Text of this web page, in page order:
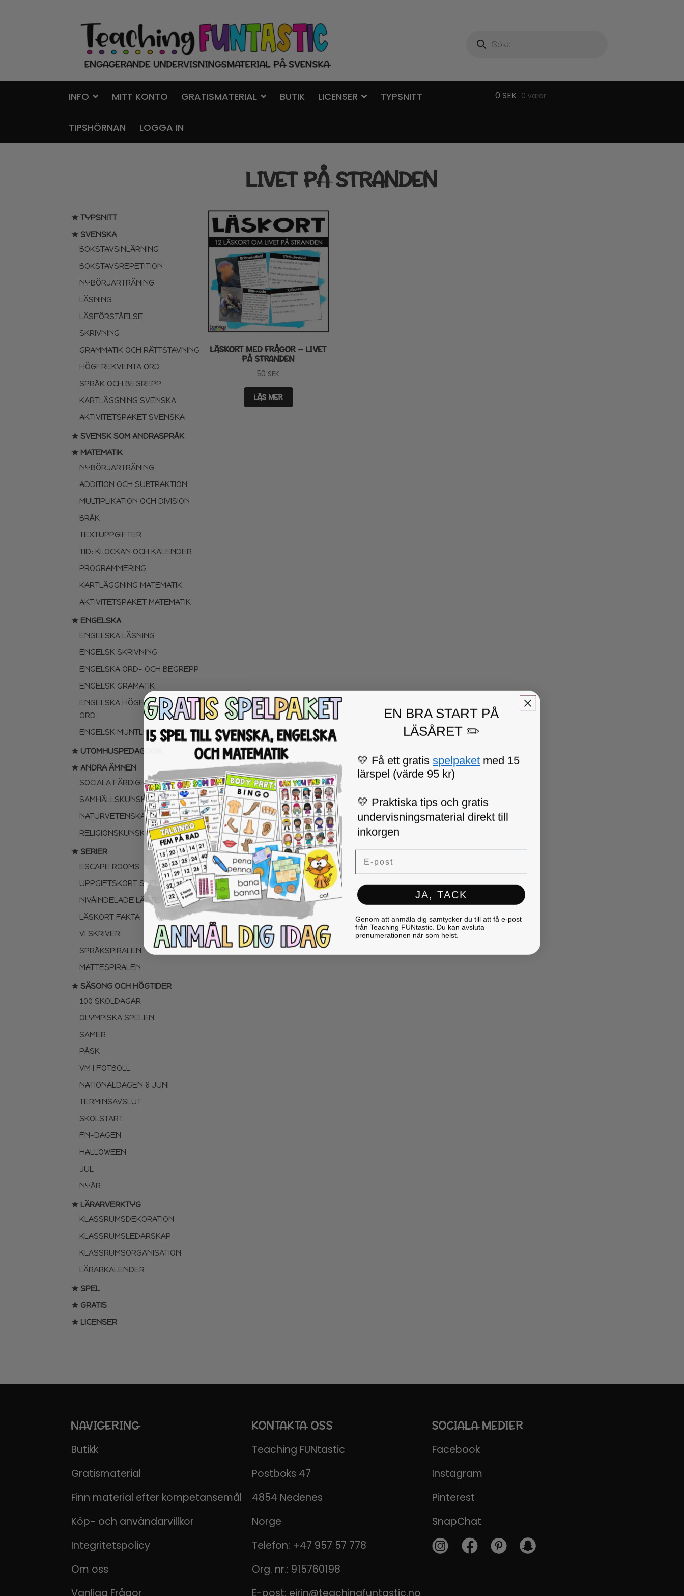
Hoppa
navigering
Gå
innehåll
INFO MITT KONTO GRATISMATERIAL BUTIK LICENSER TYPSNITT
TIPSHÖRNAN LOGGA IN
0 SEK 0 varor
LIVET PÅ STRANDEN
★ TYPSNITT
★ SVENSKA
BOKSTAVSINLÄRNING
BOKSTAVSREPETITION
NYBÖRJARTRÄNING
LÄSNING
LÄSFÖRSTÅELSE
SKRIVNING
GRAMMATIK OCH RÄTTSTAVNING
HÖGFREKVENTA ORD
SPRÅK OCH BEGREPP
KARTLÄGGNING SVENSKA
AKTIVITETSPAKET SVENSKA
★ SVENSK SOM ANDRASPRÅK
★ MATEMATIK
NYBÖRJARTRÄNING
ADDITION OCH SUBTRAKTION
MULTIPLIKATION OCH DIVISION
BRÅK
TEXTUPPGIFTER
TID: KLOCKAN OCH KALENDER
PROGRAMMERING
KARTLÄGGNING MATEMATIK
AKTIVITETSPAKET MATEMATIK
★ ENGELSKA
ENGELSKA LÄSNING
ENGELSK SKRIVNING
ENGELSKA ORD- OCH BEGREPP
ENGELSK GRAMATIK
ENGELSKA HÖGFREKVENTA
ORD
ENGELSK MUNTLIGA FÄRDIGHET
★ UTOMHUSPEDAGOGIK
★ ANDRA ÄMNEN
SOCIALA FÄRDIGHETER
SAMHÄLLSKUNSKAP
NATURVETENSKAP
RELIGIONSKUNSKAP
★ SERIER
ESCAPE ROOMS
UPPGIFTSKORT SVENSKA
NIVÅINDELADE LÄSTEXTER
LÄSKORT FAKTA
VI SKRIVER
SPRÅKSPIRALEN
MATTESPIRALEN
★ SÄSONG OCH HÖGTIDER
100 SKOLDAGAR
OLYMPISKA SPELEN
SAMER
PÅSK
VM I FOTBOLL
NATIONALDAGEN 6 JUNI
TERMINSAVSLUT
SKOLSTART
FN-DAGEN
HALLOWEEN
JUL
NYÅR
★ LÄRARVERKTYG
KLASSRUMSDEKORATION
KLASSRUMSLEDARSKAP
KLASSRUMSORGANISATION
LÄRARKALENDER
★ SPEL
★ GRATIS
★ LICENSER
LÄSKORT MED FRÅGOR – LIVET
PÅ STRANDEN
50 SEK
LÄS MER
NAVIGERING
Butikk
Gratismaterial
Finn material efter kompetansemål
Köp- och användarvillkor
Integritetspolicy
Om oss
Vanliga Frågor
KONTAKTA OSS
Teaching FUNtastic
Postboks 47
4854 Nedenes
Norge
Telefon: +47 957 57 778
Org. nr.: 915760198
E-post: eirin@teachingfuntastic.no
SOCIALA MEDIER
Facebook
Instagram
Pinterest
SnapChat
EN BRA START PÅ
LÄSÅRET ✏️
💛 Få ett gratis spelpaket med 15
lärspel (värde 95 kr)
💛 Praktiska tips och gratis
undervisningsmaterial direkt till
inkorgen
Email
JA, TACK
Genom att anmäla dig samtycker du till att få e-post
från Teaching FUNtastic. Du kan avsluta
prenumerationen när som helst.